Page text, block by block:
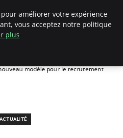
modèle pour le recrutement
ACTUALITÉ
améliorer votre expérience
vous acceptez notre politique
plus